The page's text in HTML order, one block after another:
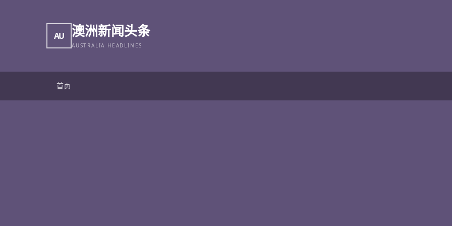
AU 澳洲新闻头条
AUSTRALIA HEADLINES
首页